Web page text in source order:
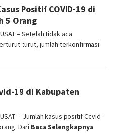
Positif COVID-19 di
5 Orang
– Setelah tidak ada
turut, jumlah terkonfirmasi
19 di Kabupaten
– Jumlah kasus positif Covid-
Dari Baca Selengkapnya